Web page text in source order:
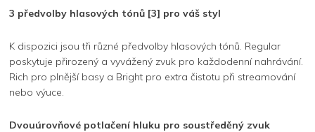
3 předvolby hlasových tónů [3] pro váš styl
K dispozici jsou tři různé předvolby hlasových tónů. Regular
poskytuje přirozený a vyvážený zvuk pro každodenní nahrávání.
Rich pro plnější basy a Bright pro extra čistotu při streamování
nebo výuce.
Dvouúrovňové potlačení hluku pro soustředěný zvuk